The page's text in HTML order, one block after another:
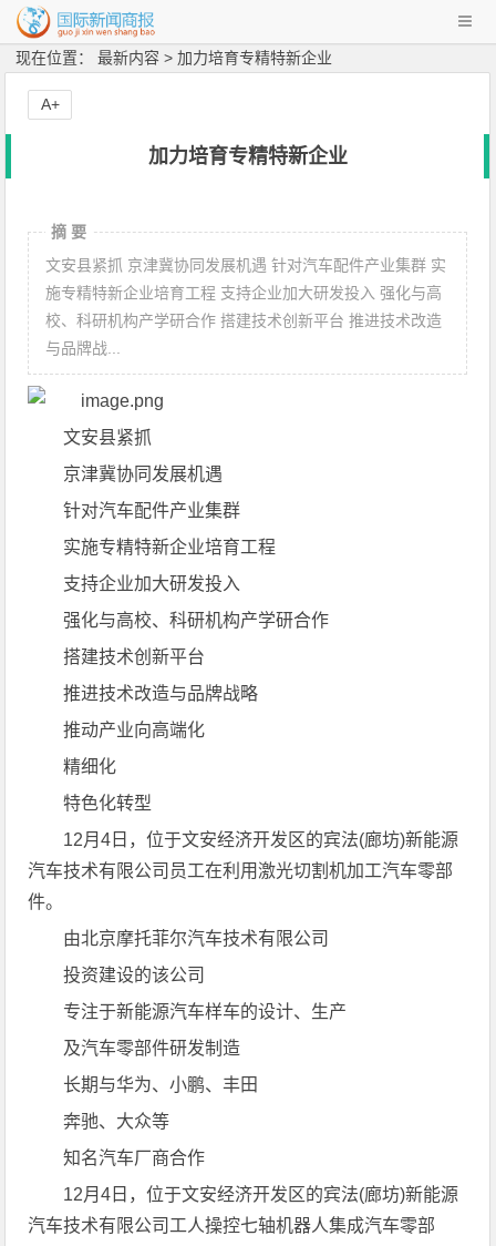
现在位置： 最新内容 > 加力培育专精特新企业
加力培育专精特新企业
摘 要
文安县紧抓 京津冀协同发展机遇 针对汽车配件产业集群 实
施专精特新企业培育工程 支持企业加大研发投入 强化与高
校、科研机构产学研合作 搭建技术创新平台 推进技术改造
与品牌战...
文安县紧抓
京津冀协同发展机遇
针对汽车配件产业集群
实施专精特新企业培育工程
支持企业加大研发投入
强化与高校、科研机构产学研合作
搭建技术创新平台
推进技术改造与品牌战略
推动产业向高端化
精细化
特色化转型
12月4日，位于文安经济开发区的宾法(廊坊)新能源
汽车技术有限公司员工在利用激光切割机加工汽车零部
件。
由北京摩托菲尔汽车技术有限公司
投资建设的该公司
专注于新能源汽车样车的设计、生产
及汽车零部件研发制造
长期与华为、小鹏、丰田
奔驰、大众等
知名汽车厂商合作
12月4日，位于文安经济开发区的宾法(廊坊)新能源
汽车技术有限公司工人操控七轴机器人集成汽车零部
A+